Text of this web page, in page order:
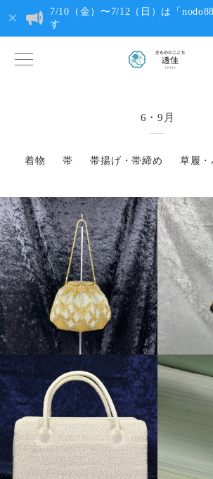
7/10（金）〜7/12（日）は「
す
6・9月
着物 帯 帯揚げ・帯締め 草履